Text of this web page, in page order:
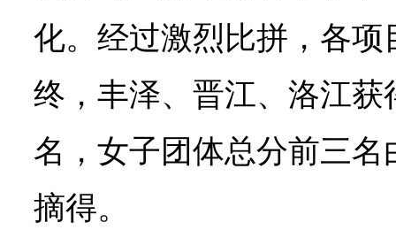
化。经过激烈比拼，各
终，丰泽、晋江、洛江
名，女子团体总分前三
摘得。